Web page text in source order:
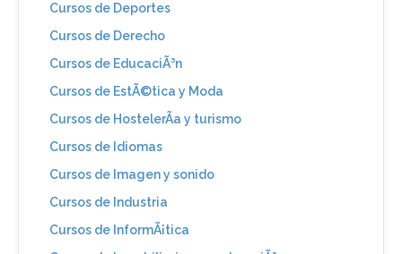
Cursos de Deportes
Cursos de Derecho
Cursos de EducaciÃ³n
Cursos de EstÃ©tica y Moda
Cursos de HostelerÃ­a y turismo
Cursos de Idiomas
Cursos de Imagen y sonido
Cursos de Industria
Cursos de InformÃ¡tica